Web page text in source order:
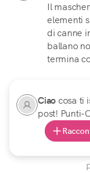
Il
elementi
di canne
ballano
termina
Ciaocosa ti
post! Punti-